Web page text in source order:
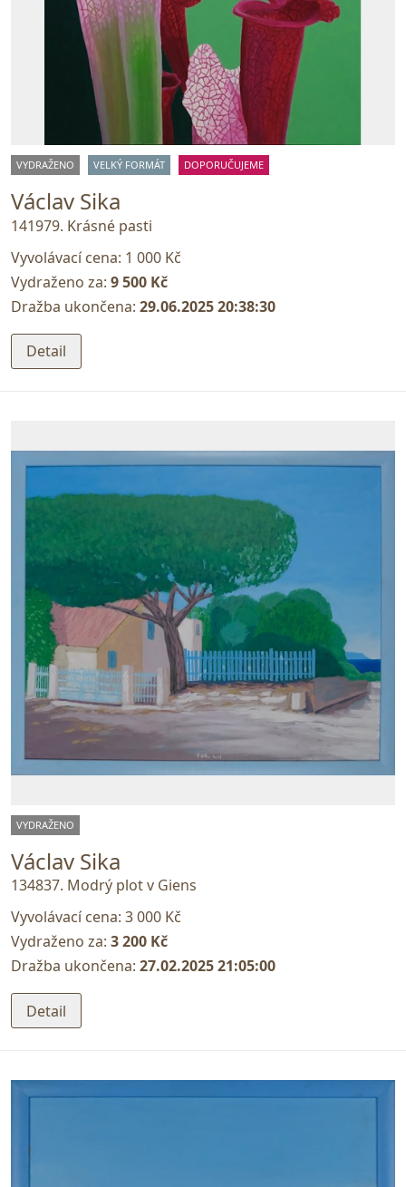
VYDRAŽENO VELKÝ FORMÁT DOPORUČUJEME
Václav Sika
141979. Krásné pasti
Vyvolávací cena: 1 000 Kč
Vydraženo za: 9 500 Kč
Dražba ukončena: 29.06.2025 20:38:30
Detail
VYDRAŽENO
Václav Sika
134837. Modrý plot v Giens
Vyvolávací cena: 3 000 Kč
Vydraženo za: 3 200 Kč
Dražba ukončena: 27.02.2025 21:05:00
Detail